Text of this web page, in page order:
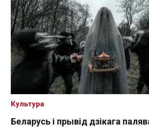
Беларусь і прывід дзікага
Культура